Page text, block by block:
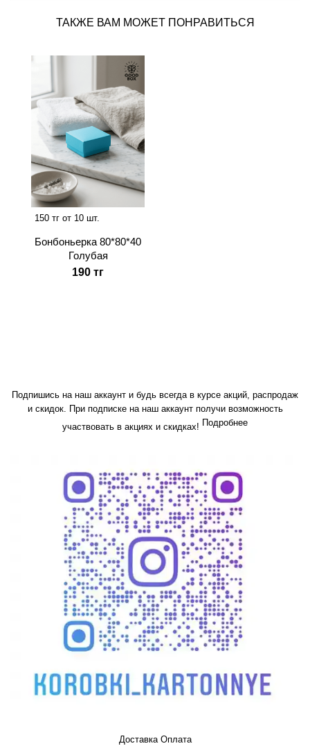
ТАКЖЕ ВАМ МОЖЕТ ПОНРАВИТЬСЯ
150 тг от 10 шт.
Бонбоньерка 80*80*40
Голубая
190 тг
Подпишись на наш аккаунт и будь всегда в курсе акций, распродаж
и скидок. При подписке на наш аккаунт получи возможность
участвовать в акциях и скидках! Подробнее
Доставка Оплата